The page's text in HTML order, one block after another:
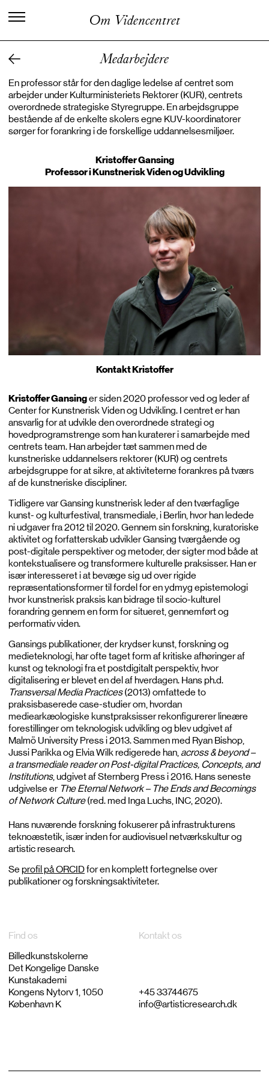
nte for K tn er
Viden ogUdviklin
Om Videncentret
Medarbejdere
En professor står for den daglige ledelse af centret som
arbejder under Kulturministeriets Rektorer (KUR), centrets
overordnede strategiske Styregruppe. En arbejdsgruppe
bestående af de enkelte skolers egne KUV-koordinatorer
sørger for forankring i de forskellige uddannelsesmiljøer.
Kristoffer Gansing
Professor i Kunstnerisk Viden og Udvikling
Kontakt Kristoffer
Kristoffer Gansinger siden 2020 professor ved og leder af
Center for Kunstnerisk Viden og Udvikling. I centret er han
ansvarlig for at udvikle den overordnede strategi og
hovedprogramstrenge som han kuraterer i samarbejde med
centrets team. Han arbejder tæt sammen med de
kunstneriske uddannelsers rektorer (KUR) og centrets
arbejdsgruppe for at sikre, at aktiviteterne forankres på tværs
af de kunstneriske discipliner.
Tidligere var Gansing kunstnerisk leder af den tværfaglige
kunst- og kulturfestival, transmediale, i Berlin, hvor han ledede
ni udgaver fra 2012 til 2020. Gennem sin forskning, kuratoriske
aktivitet og forfatterskab udvikler Gansing tværgående og
post-digitale perspektiver og metoder, der sigter mod både at
kontekstualisere og transformere kulturelle praksisser. Han er
især interesseret i at bevæge sig ud over rigide
repræsentationsformer til fordel for en ydmyg epistemologi
hvor kunstnerisk praksis kan bidrage til socio-kulturel
forandring gennem en form for situeret, gennemført og
performativ viden.
Gansings publikationer, der krydser kunst, forskning og
medieteknologi, har ofte taget form af kritiske afhøringer af
kunst og teknologi fra et postdigitalt perspektiv, hvor
digitalisering er blevet en del af hverdagen. Hans ph.d.
Transversal Media Practices(2013) omfattede to
praksisbaserede case-studier om, hvordan
mediearkæologiske kunstpraksisser rekonfigurerer lineære
forestillinger om teknologisk udvikling og blev udgivet af
Malmö University Press i 2013. Sammen med Ryan Bishop,
Jussi Parikka og Elvia Wilk redigerede han, across & beyond –
a transmediale reader on Post-digital Practices, Concepts, and
Institutions, udgivet af Sternberg Press i 2016. Hans seneste
udgivelse er The Eternal Network – The Ends and Becomings
of Network Culture(red. med Inga Luchs, INC, 2020).
Hans nuværende forskning fokuserer på infrastrukturens
teknoæstetik, især inden for audiovisuel netværkskultur og
artistic research.
Se profil på ORCIDfor en komplett fortegnelse over
publikationer og forskningsaktiviteter.
Find os
Billedkunstskolerne
Det Kongelige Danske
Kunstakademi
Kongens Nytorv 1, 1050
København K
Kontakt os
+45 33744675
info@artisticresearch.dk